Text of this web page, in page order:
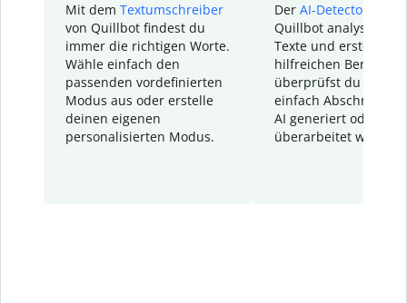
Mit dem Textumschreiber
von Quillbot findest du
immer die richtigen Worte.
Wähle einfach den
passenden vordefinierten
Modus aus oder erstelle
deinen eigenen
personalisierten Modus.
Der AI-Detector
Quillbot analysiert
Texte und erstellt
hilfreichen Bericht.
überprüfst du
einfach Abschnitte,
AI generiert oder
überarbeitet wurden.